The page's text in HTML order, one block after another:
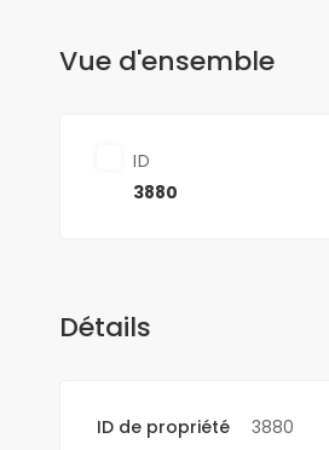
Vue d'ensemble
ID
3880
Détails
ID de propriété 3880